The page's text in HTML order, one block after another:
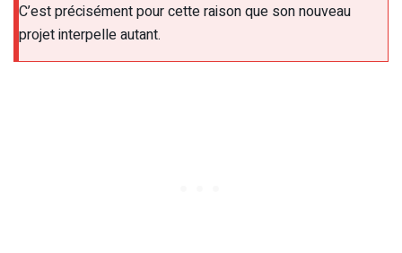
C’est précisément pour cette raison que son nouveau
projet interpelle autant.